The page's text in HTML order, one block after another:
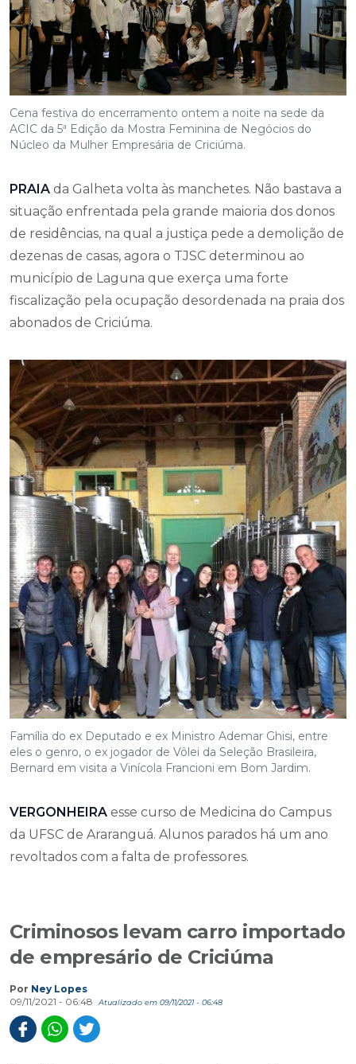
Cena festiva do encerramento ontem a noite na sede da
ACIC da 5ª Edição da Mostra Feminina de Negócios do
Núcleo da Mulher Empresária de Criciúma.
PRAIA da Galheta volta às manchetes. Não bastava a
situação enfrentada pela grande maioria dos donos
de residências, na qual a justiça pede a demolição de
dezenas de casas, agora o TJSC determinou ao
município de Laguna que exerça uma forte
fiscalização pela ocupação desordenada na praia dos
abonados de Criciúma.
Família do ex Deputado e ex Ministro Ademar Ghisi, entre
eles o genro, o ex jogador de Vôlei da Seleção Brasileira,
Bernard em visita a Vinícola Francioni em Bom Jardim.
VERGONHEIRA esse curso de Medicina do Campus
da UFSC de Araranguá. Alunos parados há um ano
revoltados com a falta de professores.
Criminosos levam carro importado
de empresário de Criciúma
Por Ney Lopes
09/11/2021 - 06:48
Atualizado em 09/11/2021 - 06:48